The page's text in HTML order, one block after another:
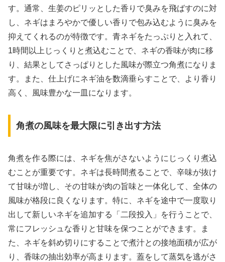
す。通常、生姜のピリッとした香りで臭みを飛ばすのに対
し、ネギはまろやかで優しい香りで包み込むように臭みを
抑えてくれるのが特徴です。青ネギをたっぷりと入れて、
1時間以上じっくりと煮込むことで、ネギの香味が肉に移
り、結果としてさっぱりとした風味が際立つ角煮になりま
す。また、仕上げにネギ油を数滴垂らすことで、より香り
高く、風味豊かな一皿になります。
角煮の風味を最大限に引き出す方法
角煮を作る際には、ネギを焦がさないようにじっくり煮込
むことが重要です。ネギは長時間煮ることで、辛味が抜け
て甘味が増し、その甘味が肉の旨味と一体化して、全体の
風味が格段に良くなります。特に、ネギを途中で一度取り
出して新しいネギを追加する「二段投入」を行うことで、
常にフレッシュな香りと甘味を保つことができます。ま
た、ネギを斜め切りにすることで煮汁との接地面積が広が
り、香味の抽出効率が高まります。蓋をして蒸気を逃がさ